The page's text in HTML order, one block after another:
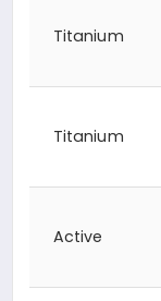
Titanium
Titanium
Active